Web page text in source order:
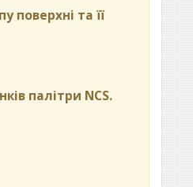
та її
палітри NCS.